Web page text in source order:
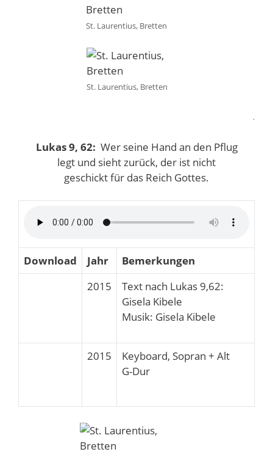
St. Laurentius, Bretten
St. Laurentius, Bretten
.
Lukas 9, 62: Wer seine Hand an den Pflug
legt und sieht zurück, der ist nicht
geschickt für das Reich Gottes.
Download Jahr
Bemerkungen
2015
Text nach Lukas 9,62:
Gisela Kibele
Musik: Gisela Kibele
2015
Keyboard, Sopran + Alt
G-Dur